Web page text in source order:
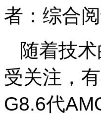
者：综合
随着技
受关注，
G8.6代